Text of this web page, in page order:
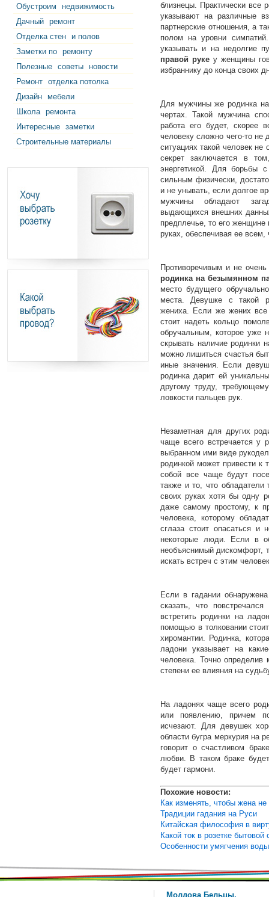
Обустроим
недвижимость
Дачный ремонт
Отделка стен
и полов
Заметки по ремонту
Полезные советы
новости
Ремонт отделка потолка
Дизайн
мебели
Школа ремонта
Интересные заметки
Строительные материалы
близнецы. Практически все
указывают на различные
партнерские отношения, а
полом на уровни
указывать и на недолгие
правой руке у женщины
избраннику до конца своих
Для мужчины же родинка на
чертах. Такой мужчина
работа его будет, скорее
человеку сложно чего-то
ситуациях такой человек
секрет заключается в
энергетикой. Для борьбы
сильным физически,
и не унывать, если долгое
мужчины обладают
выдающихся внешних
предплечье, то его женщине
руках, обеспечивая ее всем,
Противоречивым и не
родинка на безымянном
место будущего
места. Девушке с такой
жениха. Если же жених
стоит надеть кольцо
обручальным, которое уже
скрывать наличие родинки
можно лишиться счастья
иные значения. Если
родинка дарит ей
другому труду,
ловкости пальцев рук.
Незаметная для других
чаще всего встречается у
выбранном ими виде
родинкой может привести к
собой все чаще будут
также и то, что обладатели
своих руках хотя бы одну
даже самому простому, к
человека, которому
сглаза стоит опасаться и
некоторые люди. Если в
необъяснимый дискомфорт,
искать встреч с этим
Если в гадании
сказать, что
встретить родинки на
помощью в толковании
хиромантии. Родинка,
ладони указывает на
человека. Точно определив
степени ее влияния на
На ладонях чаще всего
или появлению, причем
исчезают. Для девушек
области бугра меркурия на
говорит о счастливом
любви. В таком браке
будет гармони.
Похожие новости:
Как изменять, чтобы жена не
Традиции гадания на Руси
Китайская философия в
Какой ток в розетке бытовой
Особенности умягчения воды
Молдова Бельцы,